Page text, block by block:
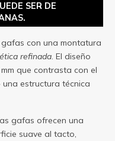
SER DE
con una montatura
refinada. El diseño
que contrasta con el
estructura técnica
gafas ofrecen una
suave al tacto,